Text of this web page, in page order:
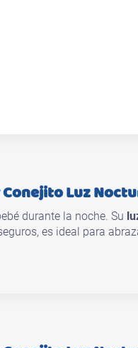
Luz
durante la noche. Su
es ideal para